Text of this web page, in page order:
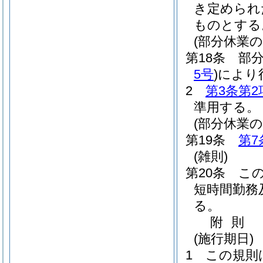
き定めら
ものとす
(部分休業
第18条
部
5号)により
2
第3条第2
準用する。
(部分休業
第19条
第7
(雑則)
第20条
こ
短時間勤
る。
附 則
(施行期日)
1
この規則